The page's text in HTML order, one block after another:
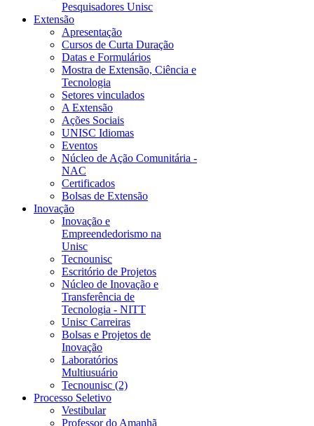
Pesquisadores Unisc
Extensão
Apresentação
Cursos de Curta Duração
Datas e Formulários
Mostra de Extensão, Ciência e
Tecnologia
Setores vinculados
A Extensão
Ações Sociais
UNISC Idiomas
Eventos
Núcleo de Ação Comunitária -
NAC
Certificados
Bolsas de Extensão
Inovação
Inovação e
Empreendedorismo na
Unisc
Tecnounisc
Escritório de Projetos
Núcleo de Inovação e
Transferência de
Tecnologia - NITT
Unisc Carreiras
Bolsas e Projetos de
Inovação
Laboratórios
Multiusuário
Tecnounisc (2)
Processo Seletivo
Vestibular
Professor do Amanhã